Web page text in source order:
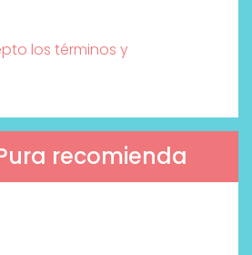
los términos y
recomienda